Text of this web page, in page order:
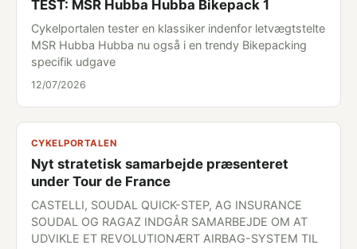
TEST: MSR Hubba Hubba Bikepack 1
Cykelportalen tester en klassiker indenfor letvægtstelte
MSR Hubba Hubba nu også i en trendy Bikepacking
specifik udgave
12/07/2026
CYKELPORTALEN
Nyt stratetisk samarbejde præsenteret
under Tour de France
CASTELLI, SOUDAL QUICK-STEP, AG INSURANCE
SOUDAL OG RAGAZ INDGÅR SAMARBEJDE OM AT
UDVIKLE ET REVOLUTIONÆRT AIRBAG-SYSTEM TIL